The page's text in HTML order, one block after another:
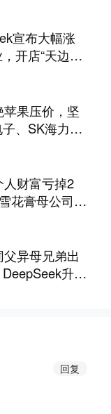
宣布大幅涨
开店“天边羊
果压价，坚
、SK海力
财富亏掉2
花膏母公司破
异母兄弟出
升至
回复